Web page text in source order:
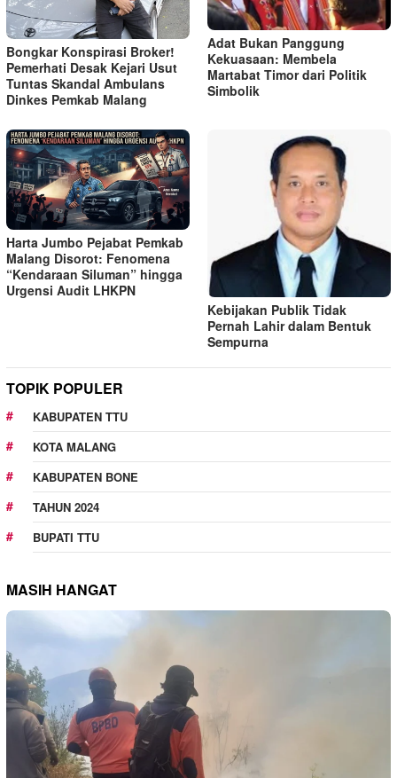
Bongkar Konspirasi Broker!
Pemerhati Desak Kejari Usut
Tuntas Skandal Ambulans
Dinkes Pemkab Malang
Adat Bukan Panggung
Kekuasaan: Membela
Martabat Timor dari Politik
Simbolik
Harta Jumbo Pejabat Pemkab
Malang Disorot: Fenomena
“Kendaraan Siluman” hingga
Urgensi Audit LHKPN
Kebijakan Publik Tidak
Pernah Lahir dalam Bentuk
Sempurna
TOPIK POPULER
KABUPATEN TTU
KOTA MALANG
KABUPATEN BONE
TAHUN 2024
BUPATI TTU
MASIH HANGAT